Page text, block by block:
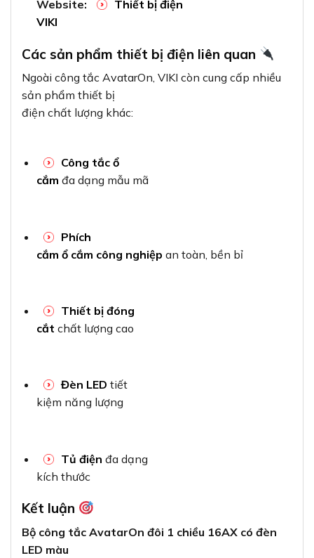
Website:
Thiết bị điện
VIKI
Các sản phẩm thiết bị điện liên quan
Ngoài công tắc AvatarOn, VIKI còn cung cấp nhiều
sản phẩm thiết bị
điện chất lượng khác:
Công tắc ổ
cắm đa dạng mẫu mã
Phích
cắm ổ cắm công nghiệp an toàn, bền bỉ
Thiết bị đóng
cắt chất lượng cao
Đèn LED tiết
kiệm năng lượng
Tủ điện đa dạng
kích thước
Kết luận
Bộ công tắc AvatarOn đôi 1 chiều 16AX có đèn
LED màu